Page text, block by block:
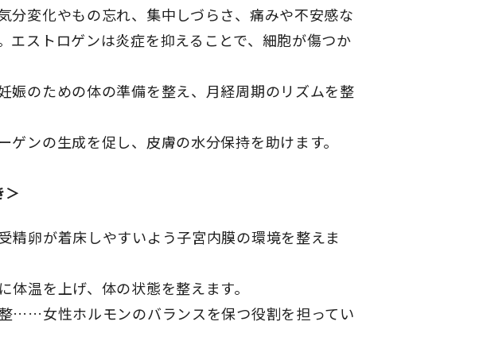
分変化やもの忘れ、集中しづらさ、痛みや不安感な
エストロゲンは炎症を抑えることで、細胞が傷つか
のための体の準備を整え、月経周期のリズムを整
ンの生成を促し、皮膚の水分保持を助けます。
＞
卵が着床しやすいよう子宮内膜の環境を整えま
温を上げ、体の状態を整えます。
……女性ホルモンのバランスを保つ役割を担ってい